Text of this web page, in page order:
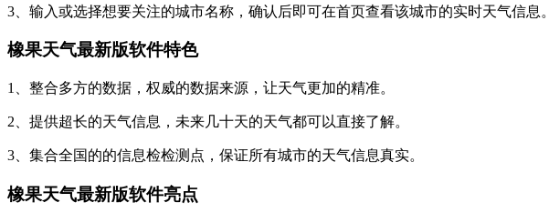
3、输入或选择想要关注的城市名称，确认后即可在首页查看该城市的实时天气信息。
橡果天气最新版软件特色
1、整合多方的数据，权威的数据来源，让天气更加的精准。
2、提供超长的天气信息，未来几十天的天气都可以直接了解。
3、集合全国的的信息检检测点，保证所有城市的天气信息真实。
橡果天气最新版软件亮点